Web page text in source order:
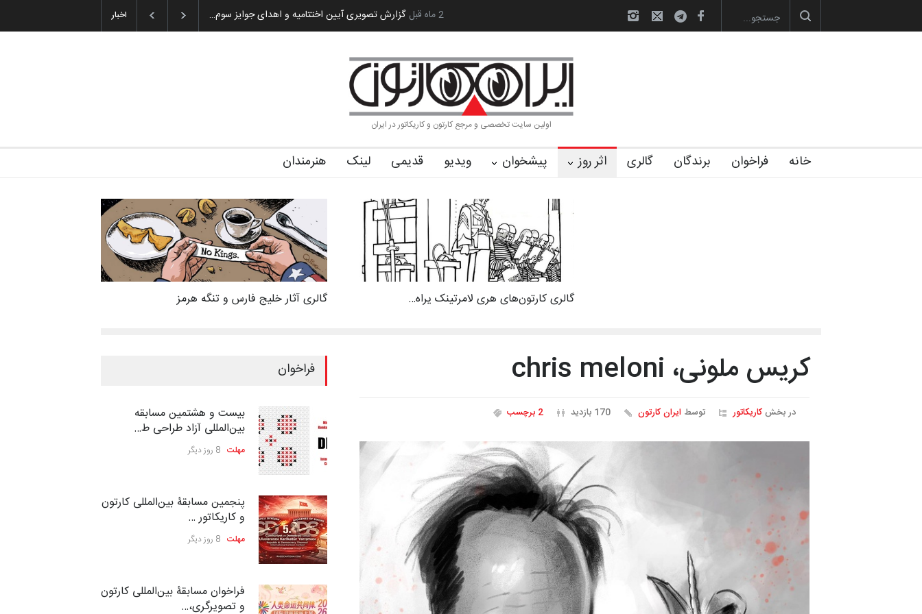
اخبار
گزارش تصویری آیین اختتامیه و اهدای جوایز سوم… به یاد اردوغان باشول (۱۹۳۶–۲۰۲۶) رویداد کارگاهی کارتون و پوستر «ایران سربلند»… آغاز دوره‌های تخصصی فصل تابستان 1405 خانه کا… 2 ماه قبل
اولین سایت تخصصی و مرجع کارتون و کاریکاتور در ایران
خانه فراخوان برندگان گالری اثر روز پیشخوان ویدیو قدیمی لینک هنرمندان
گالری آثار خلیج فارس و تنگه هرمز گالری کارتون‌های هری لامرتینک یراه…
کریس ملونی، chris meloni
در بخشکاریکاتور توسط ایران کارتون 170 بازدید 2 برچسب
فراخوان
بیست و هشتمین مسابقه
بین‌المللی آزاد طراحی ط…
مهلت 8 روز دیگر
پنجمین مسابقۀ بین‌المللی کارتون
و کاریکاتور …
مهلت 8 روز دیگر
فراخوان مسابقۀ بین‌المللی کارتون
و تصویرگری،…